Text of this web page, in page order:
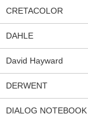
CRETACOLOR
DAHLE
David Hayward
DERWENT
DIALOG NOTEBOOK